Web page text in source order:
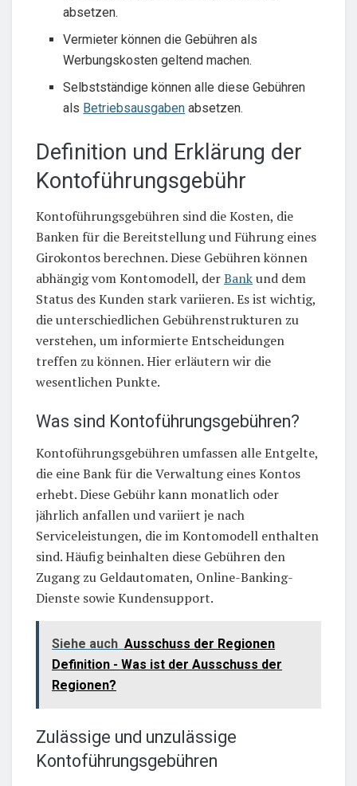
absetzen.
Vermieter können die Gebühren als
Werbungskosten geltend machen.
Selbstständige können alle diese Gebühren
als Betriebsausgaben absetzen.
Definition und Erklärung der
Kontoführungsgebühr
Kontoführungsgebühren sind die Kosten, die
Banken für die Bereitstellung und Führung eines
Girokontos berechnen. Diese Gebühren können
abhängig vom Kontomodell, derBankund dem
Status des Kunden stark variieren. Es ist wichtig,
die unterschiedlichen Gebührenstrukturen zu
verstehen, um informierte Entscheidungen
treffen zu können. Hier erläutern wir die
wesentlichen Punkte.
Was sind Kontoführungsgebühren?
Kontoführungsgebühren umfassen alle Entgelte,
die eine Bank für die Verwaltung eines Kontos
erhebt. Diese Gebühr kann monatlich oder
jährlich anfallen und variiert je nach
Serviceleistungen, die im Kontomodell enthalten
sind. Häufig beinhalten diese Gebühren den
Zugang zu Geldautomaten, Online-Banking-
Dienste sowie Kundensupport.
Siehe auch Ausschuss der Regionen
Definition - Was ist der Ausschuss der
Regionen?
Zulässige und unzulässige
Kontoführungsgebühren